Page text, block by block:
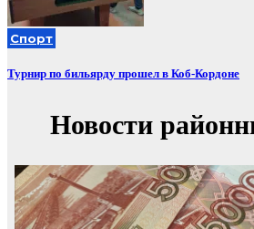
Спорт
Турнир по бильярду прошел в Коб-Кордоне